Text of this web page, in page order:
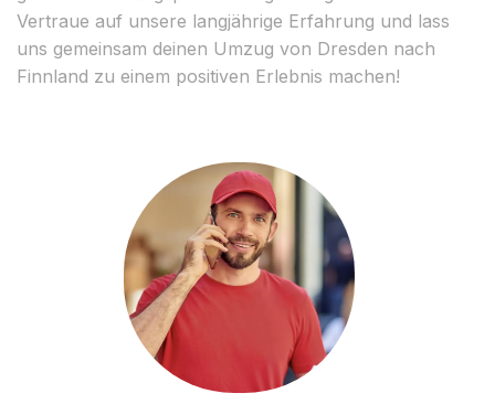
Vertraue auf unsere langjährige Erfahrung und lass
uns gemeinsam deinen Umzug von Dresden nach
Finnland zu einem positiven Erlebnis machen!